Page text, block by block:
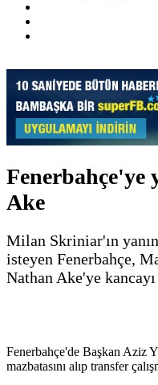
Fenerbahçe'ye
Ake
Milan Skriniar'ın
isteyen Fenerbahçe,
Nathan Ake'ye kancayı
Fenerbahçe'de Başkan Aziz
mazbatasını alıp transfer